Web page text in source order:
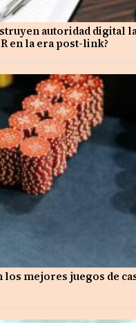
autoridad digital
en la era post-link?
los mejores juegos de